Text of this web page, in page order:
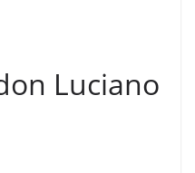
Luciano